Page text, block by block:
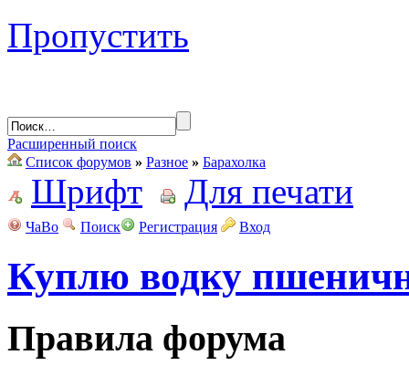
Пропустить
Расширенный поиск
Список форумов » Разное » Барахолка
Шрифт Для печати
ЧаВо Поиск Регистрация Вход
Куплю водку
Правила форума